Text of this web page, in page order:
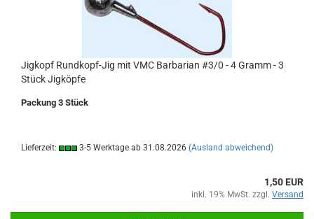
Jigkopf Rundkopf-Jig mit VMC Barbarian #3/0 - 4 Gramm - 3
Stück Jigköpfe
Packung 3 Stück
Lieferzeit: 3-5 Werktage ab 31.08.2026 (Ausland abweichend)
1,50 EUR
inkl. 19% MwSt. zzgl. Versand